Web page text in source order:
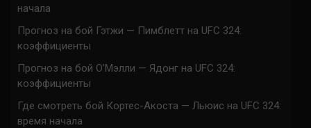
начала
Прогноз на бой Гэтжи — Пимблетт на UFC 324:
коэффициенты
Прогноз на бой О’Мэлли — Ядонг на UFC 324:
коэффициенты
Где смотреть бой Кортес-Акоста — Льюис на UFC 324:
время начала